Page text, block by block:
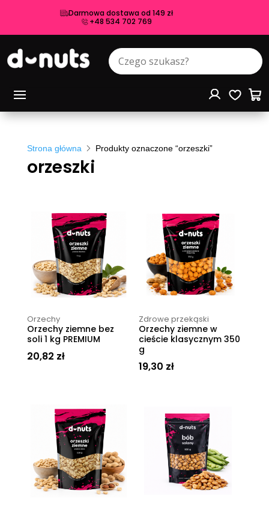
Darmowa dostawa od 149 zł
+48 534 702 769
Strona główna Produkty oznaczone “orzeszki”
orzeszki
Orzechy
Orzechy ziemne bez
soli 1 kg PREMIUM
20,82 zł
Zdrowe przekąski
Orzechy ziemne w
cieście klasycznym 350
g
19,30 zł